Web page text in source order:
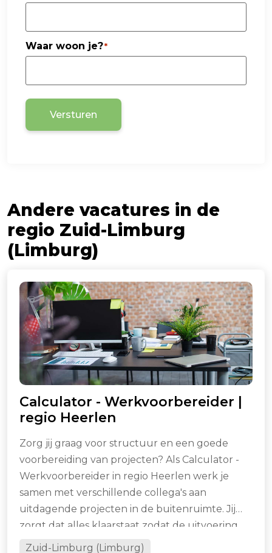
Waar woon je?*
Versturen
Andere vacatures in de
regio Zuid-Limburg
(Limburg)
Calculator - Werkvoorbereider |
regio Heerlen
Zorg jij graag voor structuur en een goede
voorbereiding van projecten? Als Calculator -
Werkvoorbereider in regio Heerlen werk je
samen met verschillende collega's aan
uitdagende projecten in de buitenruimte. Jij
zorgt dat alles klaarstaat zodat de uitvoering
soepel kan verlopen.
Zuid-Limburg (Limburg)